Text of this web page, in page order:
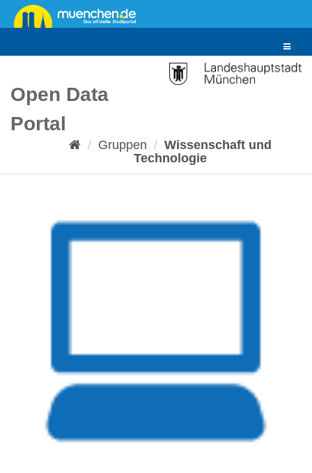
Überspringen
zum
Toggle
Open Data
Portal
Gruppen
Wissenschaft und
Technologie